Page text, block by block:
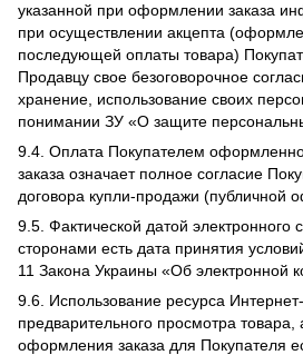
указанной при оформлении заказа
при осуществлении акцепта
последующей оплаты товара)
Продавцу свое безоговорочное
хранение, использование своих
понимании ЗУ «О защите
9.4. Оплата Покупателем
заказа означает полное согласие
договора купли-продажи (публичной
9.5. Фактической датой электронного
сторонами есть дата принятия
11 Закона Украины «Об электронной
9.6. Использование ресурса
предварительного просмотра товара,
оформления заказа для Покупателя